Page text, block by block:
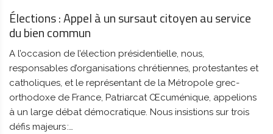
Élections : Appel à un sursaut citoyen au service
du bien commun
A l’occasion de l’élection présidentielle, nous,
responsables d’organisations chrétiennes, protestantes et
catholiques, et le représentant de la Métropole grec-
orthodoxe de France, Patriarcat Œcuménique, appelions
à un large débat démocratique. Nous insistions sur trois
défis majeurs :…